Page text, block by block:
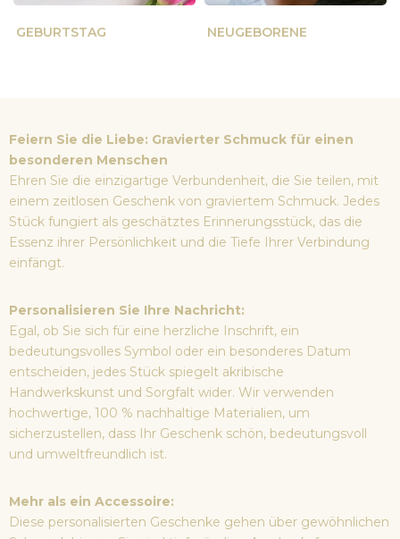
GEBURTSTAG NEUGEBORENE
Feiern Sie die Liebe: Gravierter Schmuck für einen
besonderen Menschen
Ehren Sie die einzigartige Verbundenheit, die Sie teilen, mit
einem zeitlosen Geschenk von graviertem Schmuck. Jedes
Stück fungiert als geschätztes Erinnerungsstück, das die
Essenz ihrer Persönlichkeit und die Tiefe Ihrer Verbindung
einfängt.
Personalisieren Sie Ihre Nachricht:
Egal, ob Sie sich für eine herzliche Inschrift, ein
bedeutungsvolles Symbol oder ein besonderes Datum
entscheiden, jedes Stück spiegelt akribische
Handwerkskunst und Sorgfalt wider. Wir verwenden
hochwertige, 100 % nachhaltige Materialien, um
sicherzustellen, dass Ihr Geschenk schön, bedeutungsvoll
und umweltfreundlich ist.
Mehr als ein Accessoire:
Diese personalisierten Geschenke gehen über gewöhnlichen